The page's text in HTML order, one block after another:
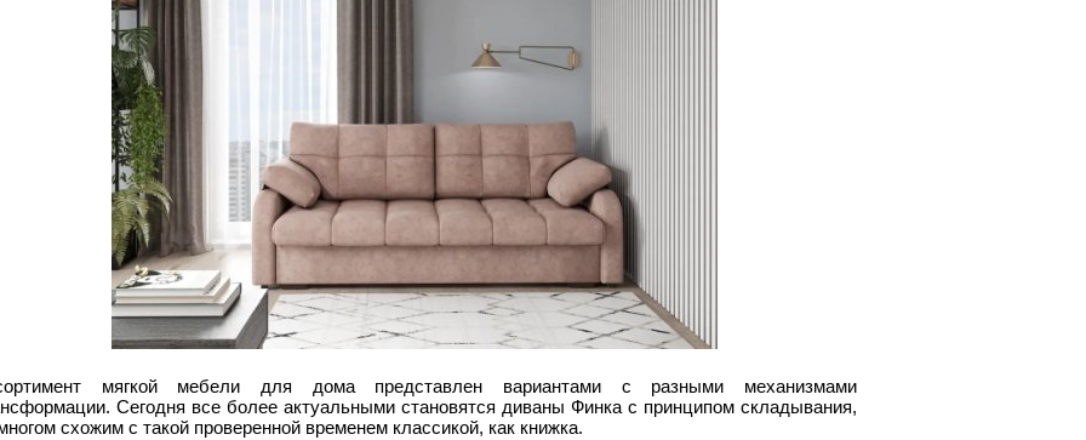
мягкой мебели для дома представлен вариантами с разными механизмами
Сегодня все более актуальными становятся диваны Финка с принципом складывания,
схожим с такой проверенной временем классикой, как книжка.